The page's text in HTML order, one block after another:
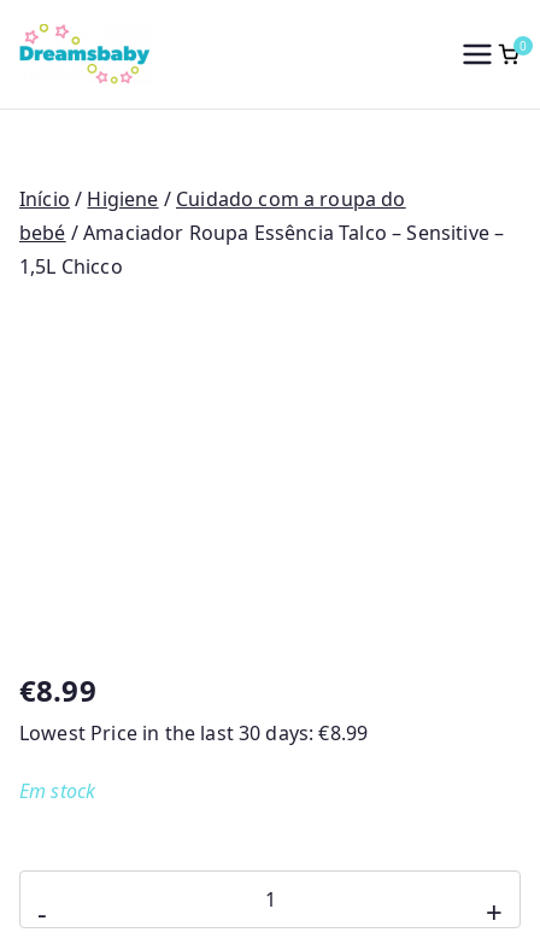
para
conteúdo
Dreams Baby
0
Início / Higiene / Cuidado com a roupa do
bebé / Amaciador Roupa Essência Talco – Sensitive –
1,5L Chicco
€8.99
Lowest Price in the last 30 days:€8.99
Em stock
-
de
+